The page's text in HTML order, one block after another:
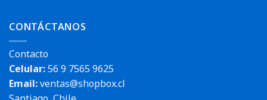
CONTÁCTANOS
Contacto
Celular:56 9 7565 9625
Email:ventas@shopbox.cl